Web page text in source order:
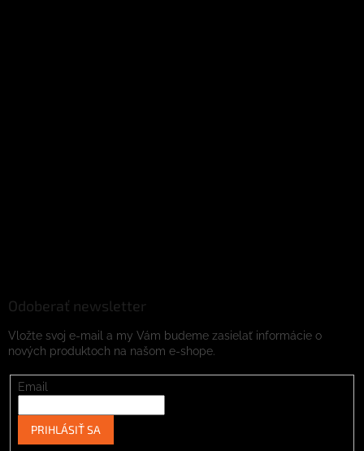
Odoberať newsletter
Vložte svoj e-mail a my Vám budeme zasielať informácie o
nových produktoch na našom e-shope.
Email
PRIHLÁSIŤ SA